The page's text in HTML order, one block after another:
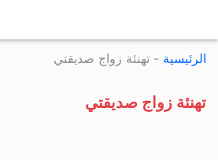
إلى
الرئيسية - تهنئة زواج صديقتي
تهنئة زواج صديقتي